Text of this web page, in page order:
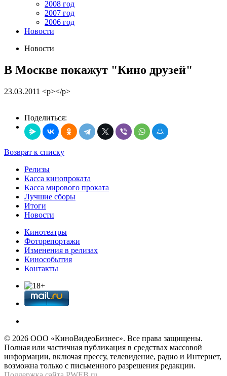
2008 год
2007 год
2006 год
Новости
Новости
В Москве покажут "Кино друзей"
23.03.2011 <p></p>
Поделиться:
Возврат к списку
Релизы
Касса кинопроката
Касса мирового проката
Лучшие сборы
Итоги
Новости
Кинотеатры
Фоторепортажи
Изменения в релизах
Кинособытия
Контакты
© 2026 OOО «КиноВидеоБизнес». Все права защищены.
Полная или частичная публикация в средствах массовой
информации, включая прессу, телевидение, радио и Интернет,
возможна только с письменного разрешения редакции.